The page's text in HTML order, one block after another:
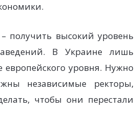
получить высокий уровень
В Украине лишь
европейского уровня. Нужно
независимые ректоры,
чтобы они перестали